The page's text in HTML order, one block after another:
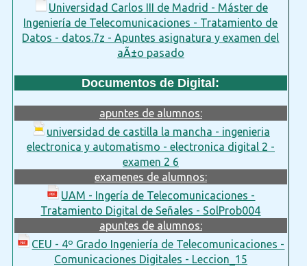
Universidad Carlos III de Madrid - Máster de
Ingeniería de Telecomunicaciones - Tratamiento de
Datos - datos.7z - Apuntes asignatura y examen del
aÃ±o pasado
Documentos de Digital:
apuntes de alumnos:
universidad de castilla la mancha - ingenieria
electronica y automatismo - electronica digital 2 -
examen 2 6
examenes de alumnos:
UAM - Ingería de Telecomunicaciones -
Tratamiento Digital de Señales - SolProb004
apuntes de alumnos:
CEU - 4º Grado Ingeniería de Telecomunicaciones -
Comunicaciones Digitales - Leccion_15